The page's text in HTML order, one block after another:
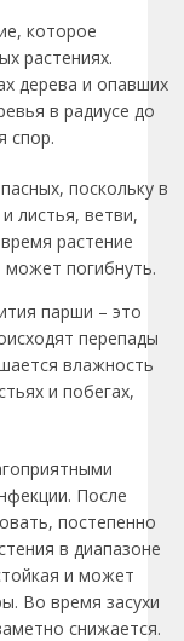
которое
растениях.
дерева и опавших
в радиусе до
спор.
поскольку в
листья, ветви,
растение
может погибнуть.
парши – это
перепады
влажность
и побегах,
После
постепенно
в диапазоне
и может
Во время засухи
снижается.